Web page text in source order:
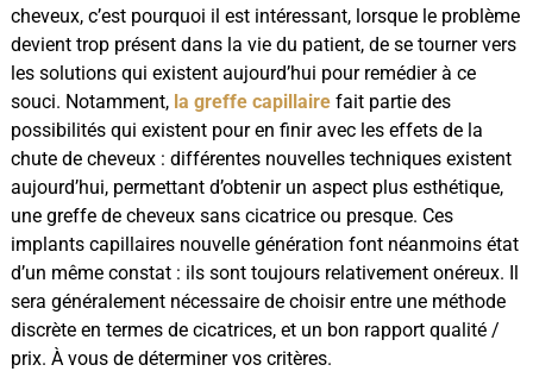
cheveux, c’est pourquoi il est intéressant, lorsque le problème
devient trop présent dans la vie du patient, de se tourner vers
les solutions qui existent aujourd’hui pour remédier à ce
souci. Notamment, la greffe capillairefait partie des
possibilités qui existent pour en finir avec les effets de la
chute de cheveux : différentes nouvelles techniques existent
aujourd’hui, permettant d’obtenir un aspect plus esthétique,
une greffe de cheveux sans cicatrice ou presque. Ces
implants capillaires nouvelle génération font néanmoins état
d’un même constat : ils sont toujours relativement onéreux. Il
sera généralement nécessaire de choisir entre une méthode
discrète en termes de cicatrices, et un bon rapport qualité /
prix. À vous de déterminer vos critères.